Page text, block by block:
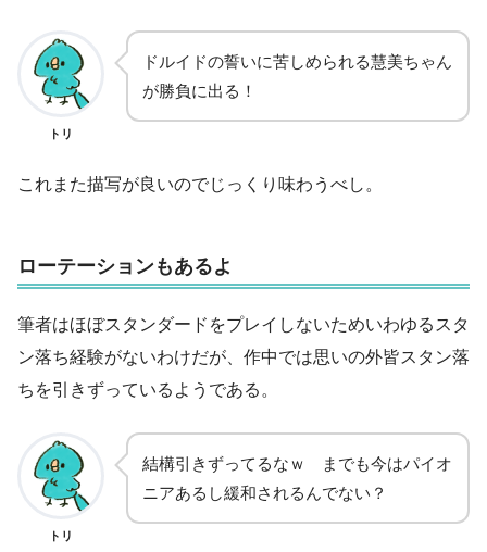
トリ
ドルイドの誓いに苦しめられる慧美ちゃん
が勝負に出る！
これまた描写が良いのでじっくり味わうべし。
ローテーションもあるよ
筆者はほぼスタンダードをプレイしないためいわゆるスタ
ン落ち経験がないわけだが、作中では思いの外皆スタン落
ちを引きずっているようである。
トリ
結構引きずってるなｗ までも今はパイオ
ニアあるし緩和されるんでない？